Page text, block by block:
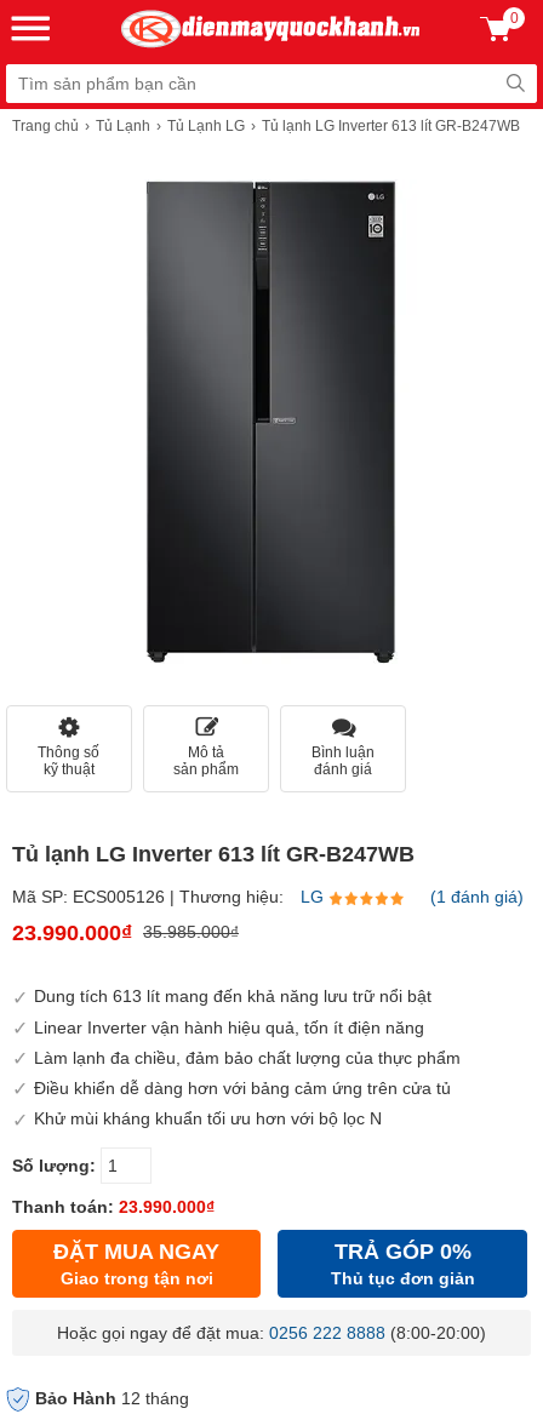
0
Trang chủ Tủ Lạnh Tủ Lạnh LG Tủ lạnh LG Inverter 613 lít GR-B247WB
Thông số
kỹ thuật
Mô tả
sản phẩm
Bình luận
đánh giá
Tủ lạnh LG Inverter 613 lít GR-B247WB
Mã SP: ECS005126 | Thương hiệu: LG (1 đánh giá)
23.990.000₫ 35.985.000₫
Dung tích 613 lít mang đến khả năng lưu trữ nổi bật
Linear Inverter vận hành hiệu quả, tốn ít điện năng
Làm lạnh đa chiều, đảm bảo chất lượng của thực phẩm
Điều khiển dễ dàng hơn với bảng cảm ứng trên cửa tủ
Khử mùi kháng khuẩn tối ưu hơn với bộ lọc N
Số lượng:
Thanh toán: 23.990.000₫
ĐẶT MUA NGAY
Giao trong tận nơi
TRẢ GÓP 0%
Thủ tục đơn giản
Hoặc gọi ngay để đặt mua: 0256 222 8888 (8:00-20:00)
Bảo Hành 12 tháng